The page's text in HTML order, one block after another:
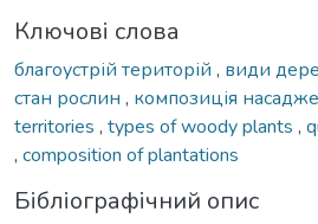
Ключові слова
благоустрій територій , види
стан рослин , композиція
territories , types of woody plants ,
, composition of plantations
Бібліографічний опис